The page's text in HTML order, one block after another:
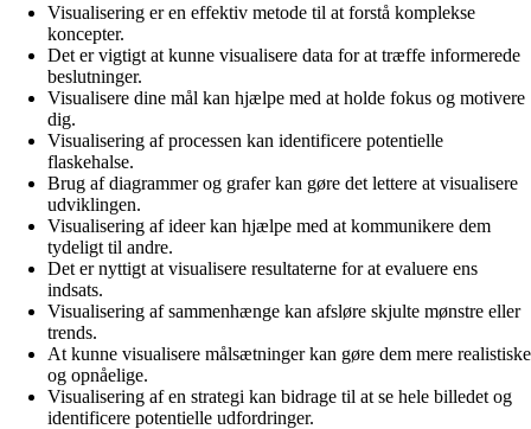
Visualisering er en effektiv metode til at forstå komplekse
koncepter.
Det er vigtigt at kunne visualisere data for at træffe informerede
beslutninger.
Visualisere dine mål kan hjælpe med at holde fokus og motivere
dig.
Visualisering af processen kan identificere potentielle
flaskehalse.
Brug af diagrammer og grafer kan gøre det lettere at visualisere
udviklingen.
Visualisering af ideer kan hjælpe med at kommunikere dem
tydeligt til andre.
Det er nyttigt at visualisere resultaterne for at evaluere ens
indsats.
Visualisering af sammenhænge kan afsløre skjulte mønstre eller
trends.
At kunne visualisere målsætninger kan gøre dem mere realistiske
og opnåelige.
Visualisering af en strategi kan bidrage til at se hele billedet og
identificere potentielle udfordringer.